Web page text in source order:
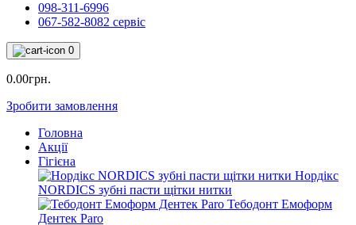
098-311-6996
067-582-8082 сервіс
0
0.00грн.
Зробити замовлення
Головна
Акції
Гігієна
Нордікс
NORDICS зубні пасти щітки нитки
Тебодонт Емоформ
Дентек Paro